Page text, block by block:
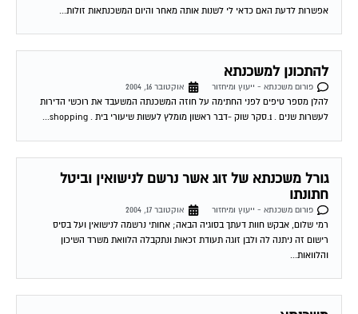
להתכונן למשכנתא
פורום משכנתא - ייעוץ ומיחזור
להלן מספר טיפים לפני החתימה על חוזה המשכנתה המשעבד את רוכשי הדירות
לעשרות שנים . 1.סקר שוק -דבר ראשון מומלץ לעשות שיעורי בית . shopping...
גורל משכנתא של זוג אשר נרשם לנישואין וביטל
חתונתו
פורום משכנתא - ייעוץ ומיחזור
רמי שלום, אבקש חוות דעתך בסוגיה הבאה; אחותי נרשמה לנישואין ועל בסיס
רישום זה ניתנה לה ולבן זוגה תעודת זכאות ונתקבלה הלוואת משרד השיכון
והלוואות...
משכנתא